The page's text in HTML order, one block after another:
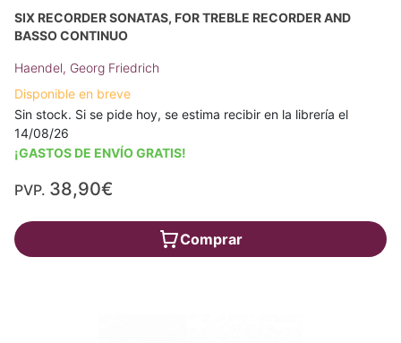
SIX RECORDER SONATAS, FOR TREBLE RECORDER AND
BASSO CONTINUO
Haendel, Georg Friedrich
Disponible en breve
Sin stock. Si se pide hoy, se estima recibir en la librería el
14/08/26
¡GASTOS DE ENVÍO GRATIS!
PVP. 38,90€
Comprar